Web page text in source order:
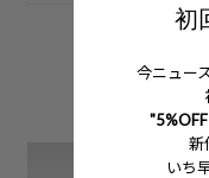
六本木ミッドタウン店
名古屋ミッドランド
X
初
今ニュー
新
いち